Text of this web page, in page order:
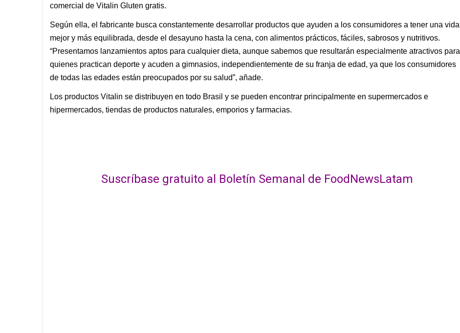
comercial de Vitalin Gluten gratis.
Según ella, el fabricante busca constantemente desarrollar productos que ayuden a los consumidores a tener una vida
mejor y más equilibrada, desde el desayuno hasta la cena, con alimentos prácticos, fáciles, sabrosos y nutritivos.
“Presentamos lanzamientos aptos para cualquier dieta, aunque sabemos que resultarán especialmente atractivos para
quienes practican deporte y acuden a gimnasios, independientemente de su franja de edad, ya que los consumidores
de todas las edades están preocupados por su salud”, añade.
Los productos Vitalin se distribuyen en todo Brasil y se pueden encontrar principalmente en supermercados e
hipermercados, tiendas de productos naturales, emporios y farmacias.
Suscríbase gratuito al Boletín Semanal de FoodNewsLatam